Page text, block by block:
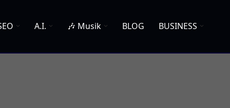
A.I. 🎶 Musik BLOG BUSINESS